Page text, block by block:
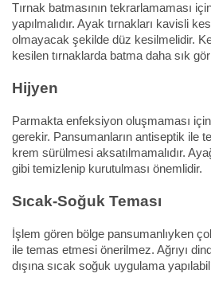
Tırnak batmasının tekrarlamaması
yapılmalıdır. Ayak tırnakları kavisli
olmayacak şekilde düz kesilmelidir.
kesilen tırnaklarda batma daha sık
Hijyen
Parmakta enfeksiyon oluşmaması
gerekir. Pansumanların antiseptik ile
krem sürülmesi aksatılmamalıdır.
gibi temizlenip kurutulması önemlidir.
Sıcak-Soğuk Teması
İşlem gören bölge pansumanlıyken
ile temas etmesi önerilmez. Ağrıyı
dışına sıcak soğuk uygulama